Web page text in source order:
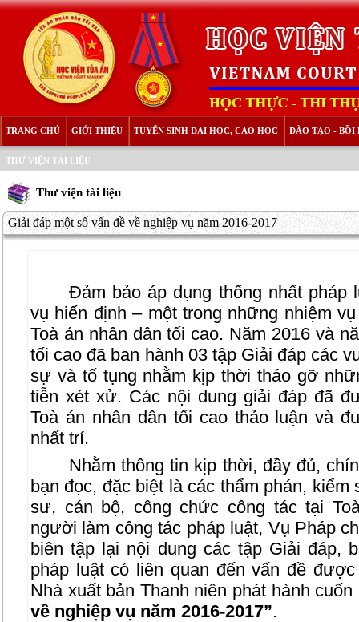
TRANG CHỦ GIỚI THIỆU TUYỂN SINH ĐẠI HỌC, CAO HỌC ĐÀO TẠO - BỒI
THƯ VIỆN TÀI LIỆU
Thư viện tài liệu
Giải đáp một số vấn đề về nghiệp vụ năm 2016-2017
Đảm bảo áp dụng thống nhất pháp
vụ hiến định – một trong những nhiệm
Toà án nhân dân tối cao. Năm 2016 và
tối cao đã ban hành 03 tập Giải đáp các
sự và tố tụng nhằm kịp thời tháo gỡ
tiễn xét xử. Các nội dung giải đáp đã
Toà án nhân dân tối cao thảo luận và
nhất trí.
Nhằm thông tin kịp thời, đầy đủ,
bạn đọc, đặc biệt là các thẩm phán, kiểm
sư, cán bộ, công chức công tác tại
người làm công tác pháp luật, Vụ Pháp
biên tập lại nội dung các tập Giải đáp,
pháp luật có liên quan đến vấn đề
Nhà xuất bản Thanh niên phát hành cuốn
về nghiệp vụ năm 2016-2017”.